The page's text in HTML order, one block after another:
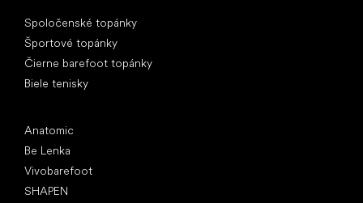
Spoločenské topánky
Športové topánky
Čierne barefoot topánky
Biele tenisky
Anatomic
Be Lenka
Vivobarefoot
SHAPEN